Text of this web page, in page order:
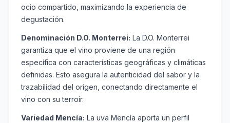
ocio compartido, maximizando la experiencia de
degustación.
Denominación D.O. Monterrei: La D.O. Monterrei
garantiza que el vino proviene de una región
específica con características geográficas y climáticas
definidas. Esto asegura la autenticidad del sabor y la
trazabilidad del origen, conectando directamente el
vino con su terroir.
Variedad Mencía: La uva Mencía aporta un perfil